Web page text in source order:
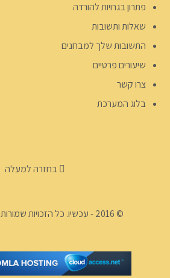
פתרון בגרויות להורדה
שאלות ותשובות
התשובות שלך למבחנים
שיעורים פרטיים
צרו קשר
בלוג המערכת
בחזרה למעלה
© 2016 - עכשיו. כל הזכויות שמורות לנמרוד ויורי רונן